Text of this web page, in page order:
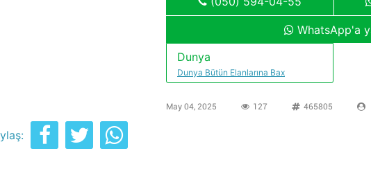
WhatsApp'a
Dunya
Dunya Bütün Elanlarına Bax
May 04, 2025 127 465805